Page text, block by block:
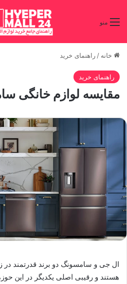
منو
خانه / راهنمای خرید
راهنمای خرید
مقایسه لوازم خانگی
ال جی و سامسونگ دو برند قدرتمند در
هستند و رقیبی اصلی یکدیگر در این